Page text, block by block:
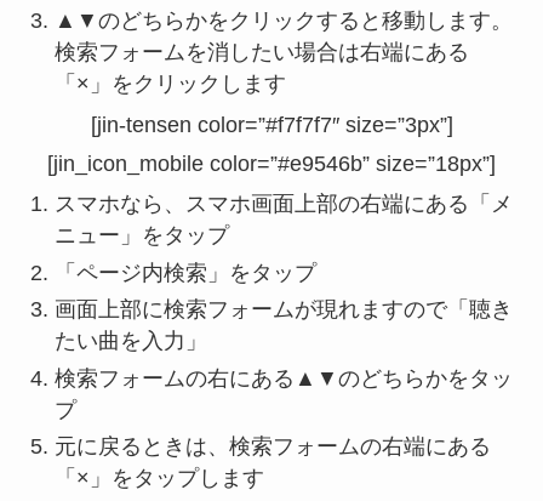
▲▼のどちらかをクリックすると移動します。
検索フォームを消したい場合は右端にある
「×」をクリックします
[jin-tensen color=”#f7f7f7″ size=”3px”]
[jin_icon_mobile color=”#e9546b” size=”18px”]
スマホなら、スマホ画面上部の右端にある「メ
ニュー」をタップ
「ページ内検索」をタップ
画面上部に検索フォームが現れますので「聴き
たい曲を入力」
検索フォームの右にある▲▼のどちらかをタッ
プ
元に戻るときは、検索フォームの右端にある
「×」をタップします